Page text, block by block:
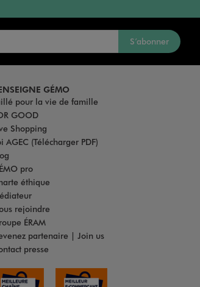
S’abonner
GÉMO
pour la vie de famille
GOOD
Shopping
AGEC (Télécharger PDF)
pro
éthique
rejoindre
ÉRAM
partenaire | Join us
presse